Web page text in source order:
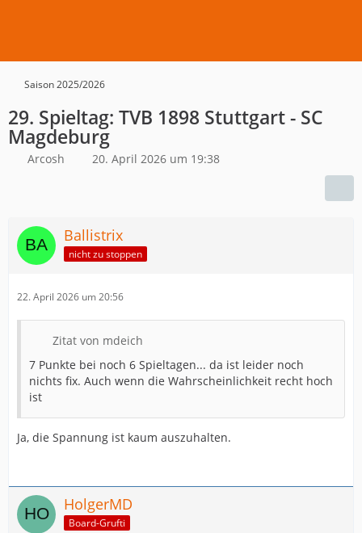
Saison 2025/2026
29. Spieltag: TVB 1898 Stuttgart - SC
Magdeburg
Arcosh 20. April 2026 um 19:38
Ballistrix
nicht zu stoppen
22. April 2026 um 20:56
Zitat von mdeich
7 Punkte bei noch 6 Spieltagen... da ist leider noch
nichts fix. Auch wenn die Wahrscheinlichkeit recht hoch
ist
Ja, die Spannung ist kaum auszuhalten.
HolgerMD
Board-Grufti